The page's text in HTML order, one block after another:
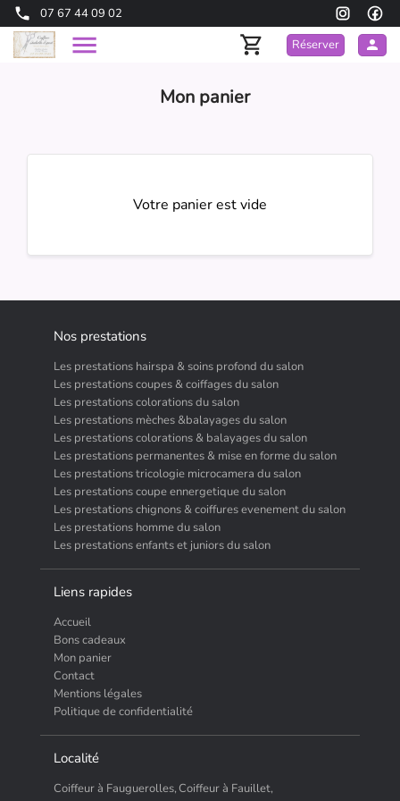
07 67 44 09 02
Réserver
Mon panier
Votre panier est vide
Nos prestations
Les prestations hairspa & soins profond du salon
Les prestations coupes & coiffages du salon
Les prestations colorations du salon
Les prestations mèches &balayages du salon
Les prestations colorations & balayages du salon
Les prestations permanentes & mise en forme du salon
Les prestations tricologie microcamera du salon
Les prestations coupe ennergetique du salon
Les prestations chignons & coiffures evenement du salon
Les prestations homme du salon
Les prestations enfants et juniors du salon
Liens rapides
Accueil
Bons cadeaux
Mon panier
Contact
Mentions légales
Politique de confidentialité
Localité
Coiffeur à Fauguerolles, Coiffeur à Fauillet,